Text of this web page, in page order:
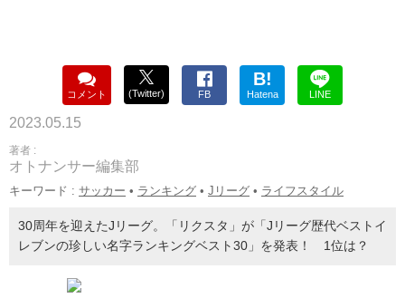
コメント (Twitter) FB
B!
Hatena LINE
2023.05.15
著者 :
オトナンサー編集部
キーワード : サッカー • ランキング • Jリーグ • ライフスタイル
30周年を迎えたJリーグ。「リクスタ」が「Jリーグ歴代ベストイ
レブンの珍しい名字ランキングベスト30」を発表！ 1位は？